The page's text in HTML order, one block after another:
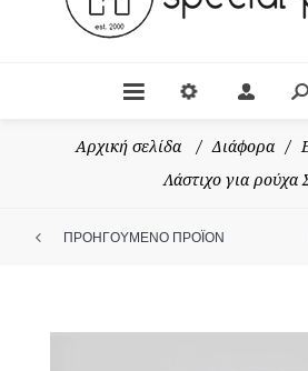
Αρχική σελίδα / Διάφορα /
Λάστιχο για ρούχα
ΠΡΟΗΓΟΥΜΕΝΟ ΠΡΟΪΟΝ